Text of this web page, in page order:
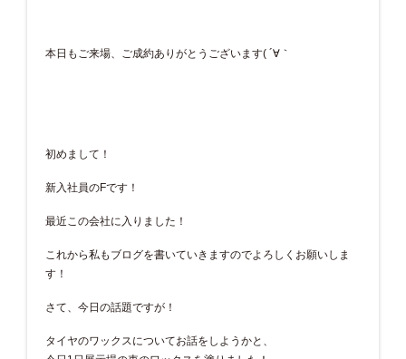
本日もご来場、ご成約ありがとうございます( ´∀｀
初めまして！
新入社員のFです！
最近この会社に入りました！
これから私もブログを書いていきますのでよろしくお願いしま
す！
さて、今日の話題ですが！
タイヤのワックスについてお話をしようかと、